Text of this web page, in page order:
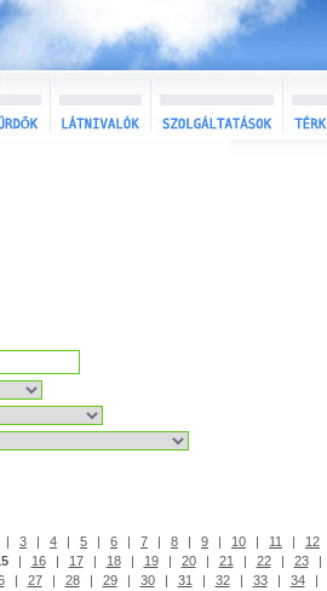
| 3 | 4 | 5 | 6 | 7 | 8 | 9 | 10 | 11 |
12
| 16 | 17 | 18 | 19 | 20 | 21 | 22 | 23
|
| 27 | 28 | 29 | 30 | 31 | 32 | 33 | 34
|